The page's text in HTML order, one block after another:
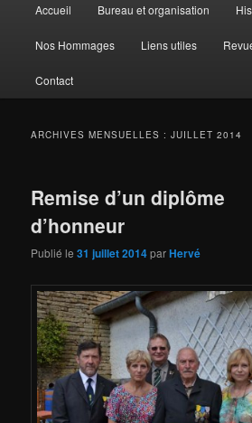
principal
Accueil Bureau et organisation
Nos Hommages Liens utiles
Contact
ARCHIVES MENSUELLES :JUILLET 2014
Remise d’un diplôme
d’honneur
Publié le31 juillet 2014parHervé